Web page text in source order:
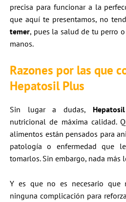
precisa para funcionar a la
que aquí te presentamos, no
temer, pues la salud de tu perro
manos.
Razones por las que
Hepatosil Plus
Sin lugar a dudas, Hepatosil
nutricional de máxima calidad.
alimentos están pensados para
patología o enfermedad que
tomarlos. Sin embargo, nada más
Y es que no es necesario que
ninguna complicación para